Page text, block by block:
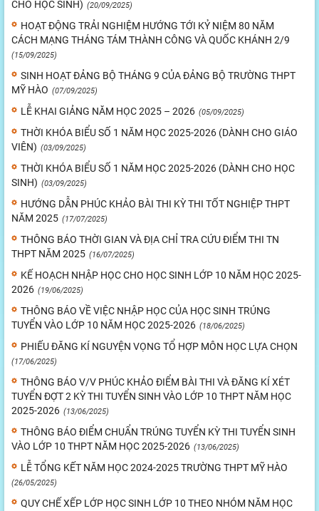
CHO HỌC SINH) (20/09/2025)
HOẠT ĐỘNG TRẢI NGHIỆM HƯỚNG TỚI KỶ NIỆM 80 NĂM
CÁCH MẠNG THÁNG TÁM THÀNH CÔNG VÀ QUỐC KHÁNH 2/9
(15/09/2025)
SINH HOẠT ĐẢNG BỘ THÁNG 9 CỦA ĐẢNG BỘ TRƯỜNG THPT
MỸ HÀO (07/09/2025)
LỄ KHAI GIẢNG NĂM HỌC 2025 – 2026 (05/09/2025)
THỜI KHÓA BIỂU SỐ 1 NĂM HỌC 2025-2026 (DÀNH CHO GIÁO
VIÊN) (03/09/2025)
THỜI KHÓA BIỂU SỐ 1 NĂM HỌC 2025-2026 (DÀNH CHO HỌC
SINH) (03/09/2025)
HƯỚNG DẪN PHÚC KHẢO BÀI THI KỲ THI TỐT NGHIỆP THPT
NĂM 2025 (17/07/2025)
THÔNG BÁO THỜI GIAN VÀ ĐỊA CHỈ TRA CỨU ĐIỂM THI TN
THPT NĂM 2025 (16/07/2025)
KẾ HOẠCH NHẬP HỌC CHO HỌC SINH LỚP 10 NĂM HỌC 2025-
2026 (19/06/2025)
THÔNG BÁO VỀ VIỆC NHẬP HỌC CỦA HỌC SINH TRÚNG
TUYỂN VÀO LỚP 10 NĂM HỌC 2025-2026 (18/06/2025)
PHIẾU ĐĂNG KÍ NGUYỆN VỌNG TỔ HỢP MÔN HỌC LỰA CHỌN
(17/06/2025)
THÔNG BÁO V/V PHÚC KHẢO ĐIỂM BÀI THI VÀ ĐĂNG KÍ XÉT
TUYỂN ĐỢT 2 KỲ THI TUYỂN SINH VÀO LỚP 10 THPT NĂM HỌC
2025-2026 (13/06/2025)
THÔNG BÁO ĐIỂM CHUẨN TRÚNG TUYỂN KỲ THI TUYỂN SINH
VÀO LỚP 10 THPT NĂM HỌC 2025-2026 (13/06/2025)
LỄ TỔNG KẾT NĂM HỌC 2024-2025 TRƯỜNG THPT MỸ HÀO
(26/05/2025)
QUY CHẾ XẾP LỚP HỌC SINH LỚP 10 THEO NHÓM NĂM HỌC